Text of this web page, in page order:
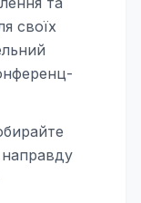
своїх
направду